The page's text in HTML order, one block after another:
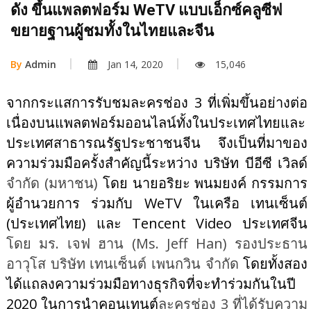
ดัง ขึ้นแพลตฟอร์ม WeTV แบบเอ็กซ์คลูซีฟ
ขยายฐานผู้ชมทั้งในไทยและจีน
By Admin Jan 14, 2020 15,046
จากกระแสการรับชมละครช่อง 3 ที่เพิ่มขึ้นอย่างต่อ
เนื่องบนแพลตฟอร์มออนไลน์ทั้งในประเทศไทยและ
ประเทศสาธารณรัฐประชาชนจีน จึงเป็นที่มาของ
ความร่วมมือครั้งสำคัญนี้ระหว่าง บริษัท บีอีซี เวิลด์
จำกัด (มหาชน) โดย นายอริยะ พนมยงค์ กรรมการ
ผู้อำนวยการ ร่วมกับ WeTV ในเครือ เทนเซ็นต์
(ประเทศไทย) และ Tencent Video ประเทศจีน
โดย มร. เจฟ ฮาน (Ms. Jeff Han) รองประธาน
อาวุโส บริษัท เทนเซ็นต์ เพนกวิน จำกัดโดยทั้งสอง
ได้แถลงความร่วมมือทางธุรกิจที่จะทำร่วมกันในปี
2020 ในการนำคอนเทนต์ละครช่อง 3 ที่ได้รับความ